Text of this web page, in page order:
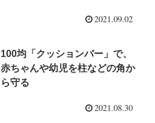
2021.09.02
100均「クッションバー」で、
赤ちゃんや幼児を柱などの角か
ら守る
2021.08.30